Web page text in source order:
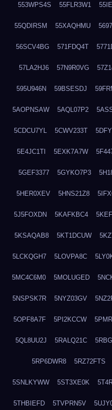
553WPS4S 55FLR3W1
55QDIRSM 55XAQHMU
56SCV4BG 571FDQ4T
57LA2HJ6 57N9R0VG
595U946N 59BSESDJ
5AOPNSAW 5AQL07P2
5CDCU7YL 5CWV233T
5E4JC1TI 5EXK7A7W
5GEF3377 5GYKO7P3
5HER0XEV 5HNS21Z8
5J5FOXDN 5KAFKBC4
5KSAQAB8 5KT1DCUW
5LCKQGH7 5LOVPA8C
5MC4C6M0 5MOLUGED
5NSPSK7R 5NYZ03GV
5OPF8A7F 5PI2KCCW
5QL8UU2J 5RALQ21C
5RP6DWR8 5RZ72FTS
5SNLKYWW 5ST3XE0K
5THBIEFD 5TVPRN5V